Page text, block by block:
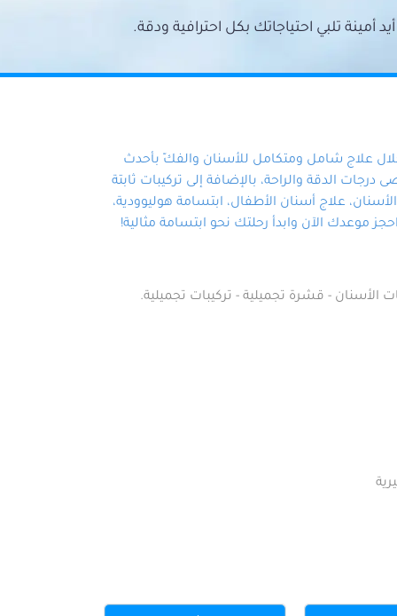
تلبي احتياجاتك بكل احترافية ودقة.
علاج شامل ومتكامل للأسنان والفكّ بأحدث
الدقة والراحة، بالإضافة إلى تركيبات ثابتة
علاج أسنان الأطفال، ابتسامة هوليوودية،
موعدك الآن وابدأ رحلتك نحو ابتسامة مثالية!
الأسنان - قشرة تجميلية - تركيبات تجميلية.